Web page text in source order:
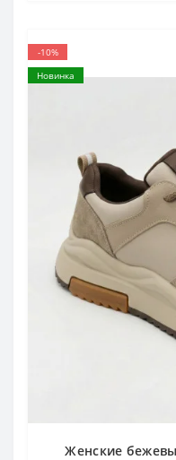
-10%
Новинка
Женские